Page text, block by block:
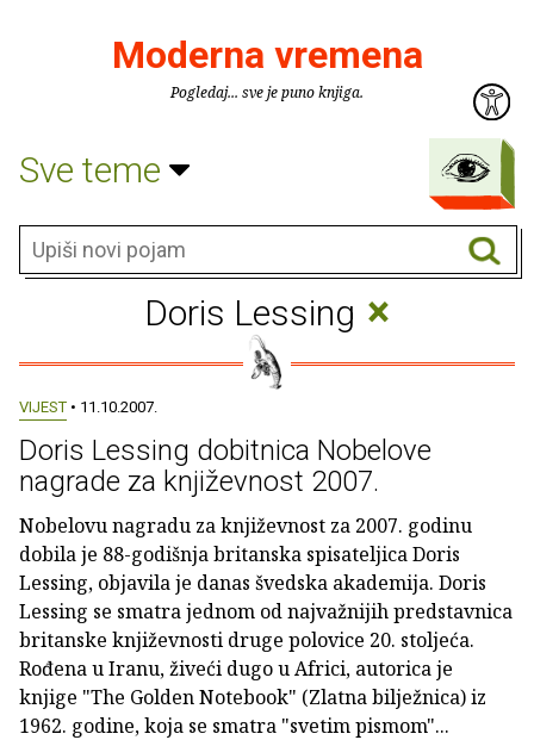
Moderna vremena
Pogledaj... sve je puno knjiga.
Sve teme
Doris Lessing ×
VIJEST • 11.10.2007.
Doris Lessing dobitnica Nobelove
nagrade za književnost 2007.
Nobelovu nagradu za književnost za 2007. godinu
dobila je 88-godišnja britanska spisateljica Doris
Lessing, objavila je danas švedska akademija. Doris
Lessing se smatra jednom od najvažnijih predstavnica
britanske književnosti druge polovice 20. stoljeća.
Rođena u Iranu, živeći dugo u Africi, autorica je
knjige "The Golden Notebook" (Zlatna bilježnica) iz
1962. godine, koja se smatra "svetim pismom"...